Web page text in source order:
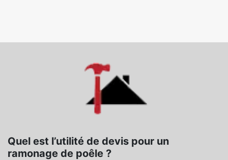
Quel est l’utilité de devis pour un
ramonage de poêle ?